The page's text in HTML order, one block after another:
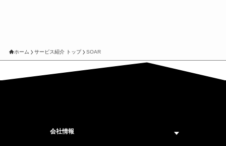
ホーム サービス紹介 トップ SOAR
会社情報